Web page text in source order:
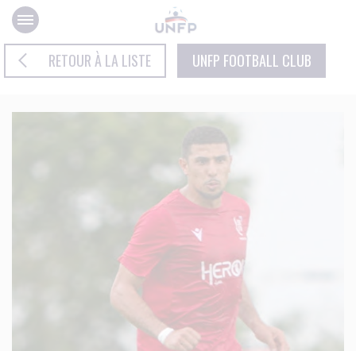
Panneau de gestion des cookies
RETOUR À LA LISTE UNFP FOOTBALL CLUB